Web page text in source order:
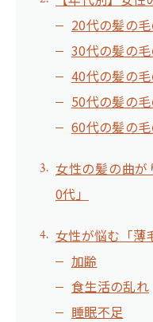
20代の髪の
30代の髪の
40代の髪の
50代の髪の
60代の髪の
女性の髪の曲
0代」
女性が悩む「薄
加齢
食生活の乱れ
睡眠不足